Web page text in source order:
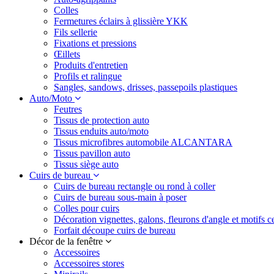
Colles
Fermetures éclairs à glissière YKK
Fils sellerie
Fixations et pressions
Œillets
Produits d'entretien
Profils et ralingue
Sangles, sandows, drisses, passepoils plastiques
Auto/Moto
Feutres
Tissus de protection auto
Tissus enduits auto/moto
Tissus microfibres automobile ALCANTARA
Tissus pavillon auto
Tissus siège auto
Cuirs de bureau
Cuirs de bureau rectangle ou rond à coller
Cuirs de bureau sous-main à poser
Colles pour cuirs
Décoration vignettes, galons, fleurons d'angle et motifs
Forfait découpe cuirs de bureau
Décor de la fenêtre
Accessoires
Accessoires stores